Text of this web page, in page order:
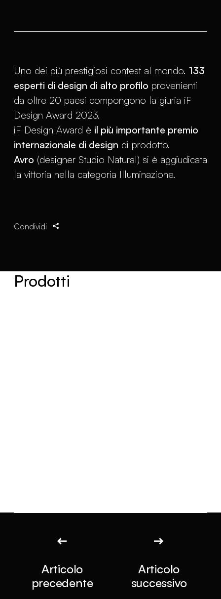
Uno dei più prestigiosi contest al mondo. 133
esperti di design di alto profilo provenienti
da oltre 20 paesi compongono la giuria iF
Design Award 2023.
iF Design Award è il più importante premio
internazionale di design di prodotto.
Avro (designer Studio Natural) si è aggiudicata
la vittoria nella categoria Illuminazione.
Condividi
Prodotti
Articolo
precedente
Articolo
successivo